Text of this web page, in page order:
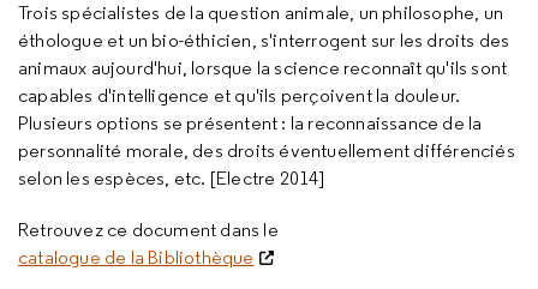
Trois spécialistes de la question animale, un philosophe, un
éthologue et un bio-éthicien, s'interrogent sur les droits des
animaux aujourd'hui, lorsque la science reconnaît qu'ils sont
capables d'intelligence et qu'ils perçoivent la douleur.
Plusieurs options se présentent : la reconnaissance de la
personnalité morale, des droits éventuellement différenciés
selon les espèces, etc. [Electre 2014]
Retrouvez ce document dans le
catalogue de la Bibliothèque